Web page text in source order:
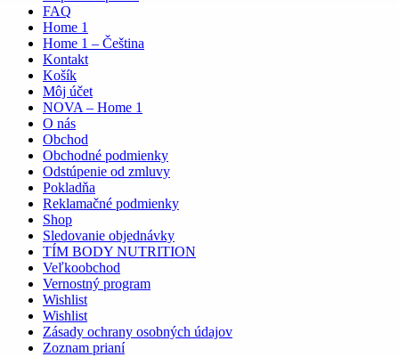
FAQ
Home 1
Home 1 – Čeština
Kontakt
Košík
Môj účet
NOVA – Home 1
O nás
Obchod
Obchodné podmienky
Odstúpenie od zmluvy
Pokladňa
Reklamačné podmienky
Shop
Sledovanie objednávky
TÍM BODY NUTRITION
Veľkoobchod
Vernostný program
Wishlist
Wishlist
Zásady ochrany osobných údajov
Zoznam prianí